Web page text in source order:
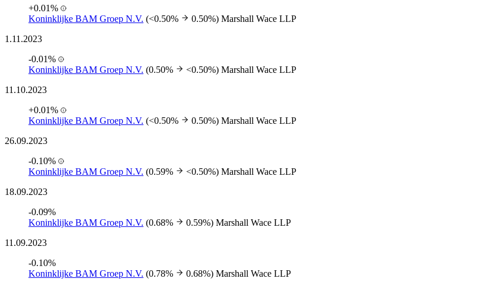
+0.01%
Koninklijke BAM Groep N.V. (<0.50% 0.50%) Marshall Wace LLP
1.11.2023
-0.01%
Koninklijke BAM Groep N.V. (0.50% <0.50%) Marshall Wace LLP
11.10.2023
+0.01%
Koninklijke BAM Groep N.V. (<0.50% 0.50%) Marshall Wace LLP
26.09.2023
-0.10%
Koninklijke BAM Groep N.V. (0.59% <0.50%) Marshall Wace LLP
18.09.2023
-0.09%
Koninklijke BAM Groep N.V. (0.68% 0.59%) Marshall Wace LLP
11.09.2023
-0.10%
Koninklijke BAM Groep N.V. (0.78% 0.68%) Marshall Wace LLP